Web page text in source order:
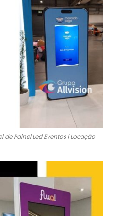
Painel Led Eventos | Locação